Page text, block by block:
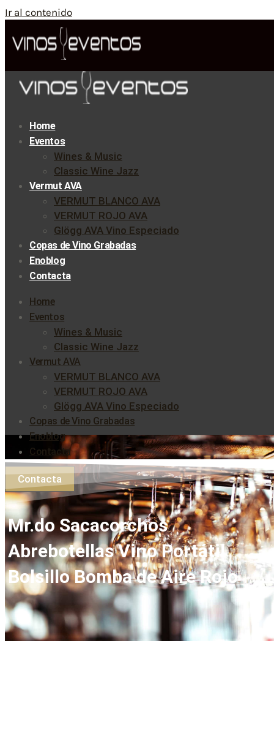
Ir al contenido
Home
Eventos
Wines & Music
Classic Wine Jazz
Vermut AVA
VERMUT BLANCO AVA
VERMUT ROJO AVA
Glögg AVA Vino Especiado
Copas de Vino Grabadas
Enoblog
Contacta
Home
Eventos
Wines & Music
Classic Wine Jazz
Vermut AVA
VERMUT BLANCO AVA
VERMUT ROJO AVA
Glögg AVA Vino Especiado
Copas de Vino Grabadas
Enoblog
Contacta
Contacta
Mr.do Sacacorchos
Abrebotellas Vino Portátil
Bolsillo Bomba de Aire Rojo